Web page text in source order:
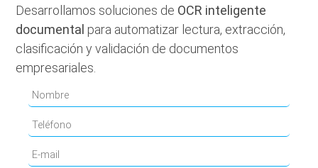
Desarrollamos soluciones de OCR inteligente
documental para automatizar lectura, extracción,
clasificación y validación de documentos
empresariales.